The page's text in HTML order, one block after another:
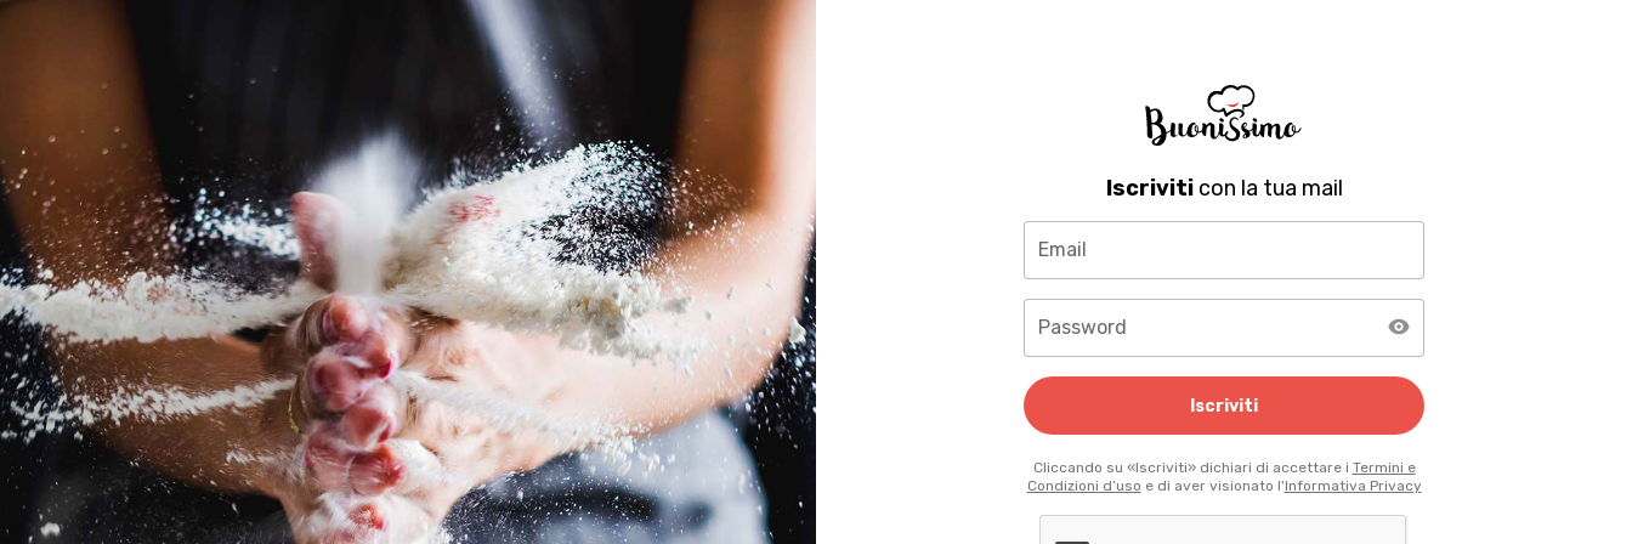
Iscriviticon la tua mail
Email
Password
Iscriviti
Cliccando su «Iscriviti» dichiari di accettare i Termini e
Condizioni d’uso e di aver visionato l'Informativa Privacy